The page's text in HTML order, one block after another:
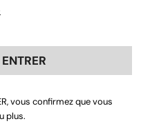
vous confirmez que vous
plus.